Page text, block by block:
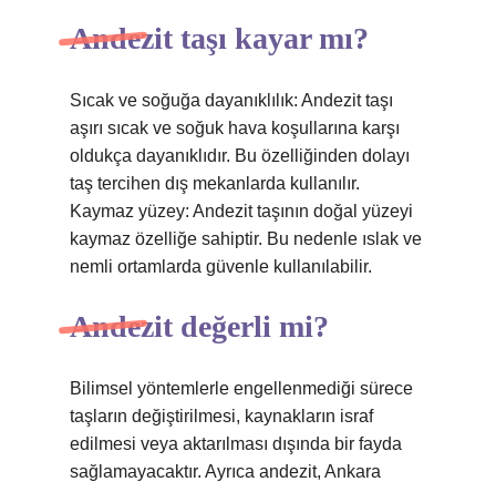
Andezit taşı kayar mı?
Sıcak ve soğuğa dayanıklılık: Andezit taşı
aşırı sıcak ve soğuk hava koşullarına karşı
oldukça dayanıklıdır. Bu özelliğinden dolayı
taş tercihen dış mekanlarda kullanılır.
Kaymaz yüzey: Andezit taşının doğal yüzeyi
kaymaz özelliğe sahiptir. Bu nedenle ıslak ve
nemli ortamlarda güvenle kullanılabilir.
Andezit değerli mi?
Bilimsel yöntemlerle engellenmediği sürece
taşların değiştirilmesi, kaynakların israf
edilmesi veya aktarılması dışında bir fayda
sağlamayacaktır. Ayrıca andezit, Ankara